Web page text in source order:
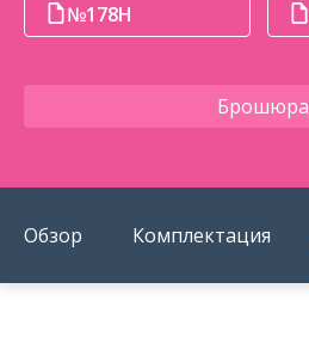
№178Н
Брошюра
Обзор Комплектация